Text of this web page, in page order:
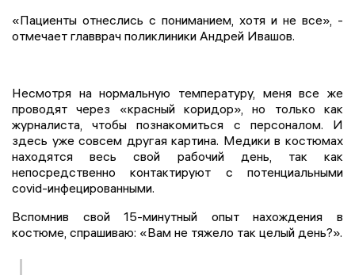
«Пациенты отнеслись с пониманием, хотя и не все», -
отмечает главврач поликлиники Андрей Ивашов.
Несмотря на нормальную температуру, меня все же
проводят через «красный коридор», но только как
журналиста, чтобы познакомиться с персоналом. И
здесь уже совсем другая картина. Медики в костюмах
находятся весь свой рабочий день, так как
непосредственно контактируют с потенциальными
covid-инфецированными.
Вспомнив свой 15-минутный опыт нахождения в
костюме, спрашиваю: «Вам не тяжело так целый день?».